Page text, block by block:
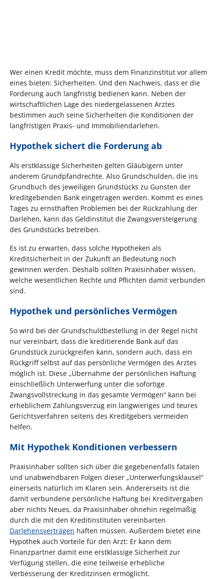
Wer einen Kredit möchte, muss dem Finanzinstitut vor allem
eines bieten: Sicherheiten. Und den Nachweis, dass er die
Forderung auch langfristig bedienen kann. Neben der
wirtschaftlichen Lage des niedergelassenen Arztes
bestimmen auch seine Sicherheiten die Konditionen der
langfristigen Praxis- und Immobiliendarlehen.
Hypothek sichert die Forderung ab
Als erstklassige Sicherheiten gelten Gläubigern unter
anderem Grundpfandrechte. Also Grundschulden, die ins
Grundbuch des jeweiligen Grundstücks zu Gunsten der
kreditgebenden Bank eingetragen werden. Kommt es eines
Tages zu ernsthaften Problemen bei der Rückzahlung der
Darlehen, kann das Geldinstitut die Zwangsversteigerung
des Grundstücks betreiben.
Es ist zu erwarten, dass solche Hypotheken als
Kreditsicherheit in der Zukunft an Bedeutung noch
gewinnen werden. Deshalb sollten Praxisinhaber wissen,
welche wesentlichen Rechte und Pflichten damit verbunden
sind.
Hypothek und persönliches Vermögen
So wird bei der Grundschuldbestellung in der Regel nicht
nur vereinbart, dass die kreditierende Bank auf das
Grundstück zurückgreifen kann, sondern auch, dass ein
Rückgriff selbst auf das persönliche Vermögen des Arztes
möglich ist. Diese „Übernahme der persönlichen Haftung
einschließlich Unterwerfung unter die sofortige
Zwangsvollstreckung in das gesamte Vermögen“ kann bei
erheblichem Zahlungsverzug ein langwieriges und teures
Gerichtsverfahren seitens des Kreditgebers vermeiden
helfen.
Mit Hypothek Konditionen verbessern
Praxisinhaber sollten sich über die gegebenenfalls fatalen
und unabwendbaren Folgen dieser „Unterwerfungsklausel“
einerseits natürlich im Klaren sein. Andererseits ist die
damit verbundene persönliche Haftung bei Kreditvergaben
aber nichts Neues, da Praxisinhaber ohnehin regelmäßig
durch die mit den Kreditinstituten vereinbarten
Darlehensverträgen haften müssen. Außerdem bietet eine
Hypothek auch Vorteile für den Arzt: Er kann dem
Finanzpartner damit eine erstklassige Sicherheit zur
Verfügung stellen, die eine teilweise erhebliche
Verbesserung der Kreditzinsen ermöglicht.